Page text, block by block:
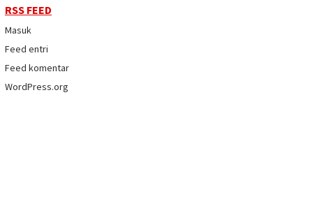
RSS FEED
Masuk
Feed entri
Feed komentar
WordPress.org